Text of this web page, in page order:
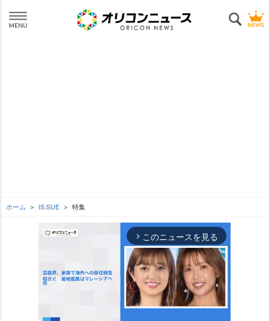
ホーム IS:SUE 特集
arrow_forward_ios このニュースを見る